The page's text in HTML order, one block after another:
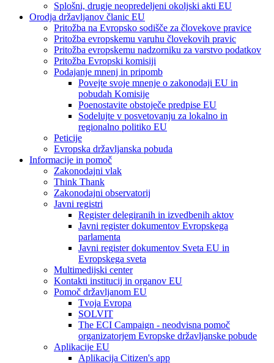
Splošni, drugje neopredeljeni okoljski akti EU
Orodja državljanov članic EU
Pritožba na Evropsko sodišče za človekove pravice
Pritožba evropskemu varuhu človekovih pravic
Pritožba evropskemu nadzorniku za varstvo podatkov
Pritožba Evropski komisiji
Podajanje mnenj in pripomb
Povejte svoje mnenje o zakonodaji EU in
pobudah Komisije
Poenostavite obstoječe predpise EU
Sodelujte v posvetovanju za lokalno in
regionalno politiko EU
Peticije
Evropska državljanska pobuda
Informacije in pomoč
Zakonodajni vlak
Think Thank
Zakonodajni observatorij
Javni registri
Register delegiranih in izvedbenih aktov
Javni register dokumentov Evropskega
parlamenta
Javni register dokumentov Sveta EU in
Evropskega sveta
Multimedijski center
Kontakti institucij in organov EU
Pomoč državljanom EU
Tvoja Evropa
SOLVIT
The ECI Campaign - neodvisna pomoč
organizatorjem Evropske državljanske pobude
Aplikacije EU
Aplikacija Citizen's app